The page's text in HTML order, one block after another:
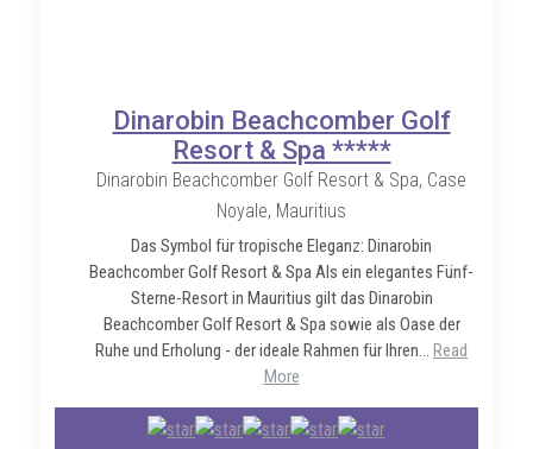
Dinarobin Beachcomber Golf
Resort & Spa *****
Dinarobin Beachcomber Golf Resort & Spa, Case
Noyale, Mauritius
Das Symbol für tropische Eleganz: Dinarobin
Beachcomber Golf Resort & Spa Als ein elegantes Fünf-
Sterne-Resort in Mauritius gilt das Dinarobin
Beachcomber Golf Resort & Spa sowie als Oase der
Ruhe und Erholung - der ideale Rahmen für Ihren... Read
More